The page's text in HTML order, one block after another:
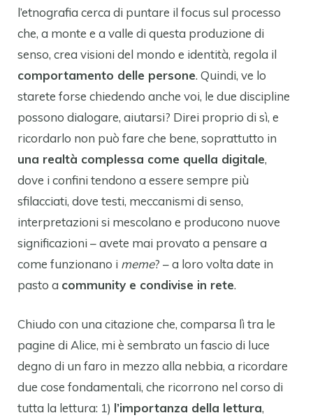
l’etnografia cerca di puntare il focus sul processo
che, a monte e a valle di questa produzione di
senso, crea visioni del mondo e identità, regola il
comportamento delle persone. Quindi, ve lo
starete forse chiedendo anche voi, le due discipline
possono dialogare, aiutarsi? Direi proprio di sì, e
ricordarlo non può fare che bene, soprattutto in
una realtà complessa come quella digitale,
dove i confini tendono a essere sempre più
sfilacciati, dove testi, meccanismi di senso,
interpretazioni si mescolano e producono nuove
significazioni – avete mai provato a pensare a
come funzionano i meme? – a loro volta date in
pasto a community e condivise in rete.
Chiudo con una citazione che, comparsa lì tra le
pagine di Alice, mi è sembrato un fascio di luce
degno di un faro in mezzo alla nebbia, a ricordare
due cose fondamentali, che ricorrono nel corso di
tutta la lettura: 1) l’importanza della lettura,